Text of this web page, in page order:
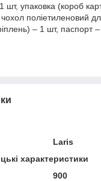
шт, упаковка (короб
поліетиленовий
– 1 шт, паспорт
Laris
характеристики
900